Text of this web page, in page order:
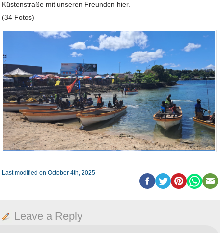
Küstenstraße mit unseren Freunden hier.
(34 Fotos)
Last modified on October 4th, 2025
Leave a Reply